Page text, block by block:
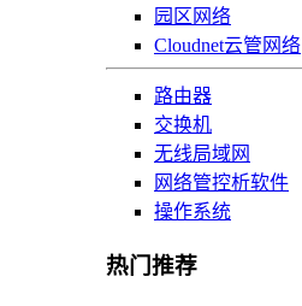
园区网络
Cloudnet云管网络
路由器
交换机
无线局域网
网络管控析软件
操作系统
热门推荐